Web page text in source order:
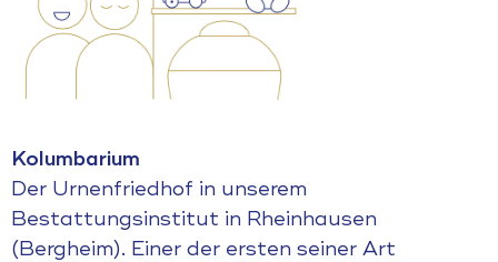
Kolumbarium
Der Urnenfriedhof in unserem
Bestattungsinstitut in Rheinhausen
(Bergheim). Einer der ersten seiner Art